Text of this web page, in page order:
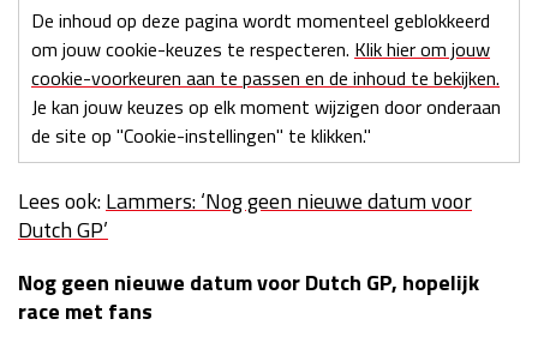
De inhoud op deze pagina wordt momenteel geblokkeerd
om jouw cookie-keuzes te respecteren. Klik hier om jouw
cookie-voorkeuren aan te passen en de inhoud te bekijken.
Je kan jouw keuzes op elk moment wijzigen door onderaan
de site op "Cookie-instellingen" te klikken."
Lees ook:Lammers: ‘Nog geen nieuwe datum voor
Dutch GP’
Nog geen nieuwe datum voor Dutch GP, hopelijk
race met fans